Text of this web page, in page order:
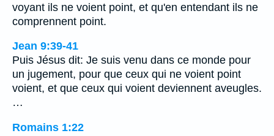
voyant ils ne voient point, et qu'en entendant ils ne
comprennent point.
Jean 9:39-41
Puis Jésus dit: Je suis venu dans ce monde pour
un jugement, pour que ceux qui ne voient point
voient, et que ceux qui voient deviennent aveugles.
…
Romains 1:22